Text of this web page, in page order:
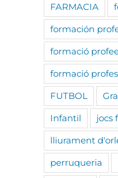
FARMACIA
formación
formació
formació
FUTBOL
Infantil
jocs
lliurament
perruqueria